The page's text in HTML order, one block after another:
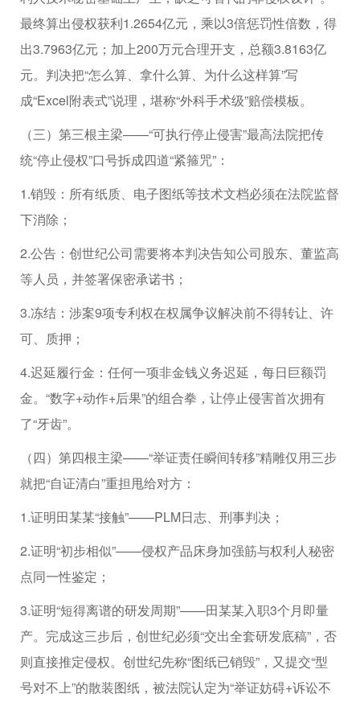
最终算出侵权获利1.2654亿元，乘以3倍惩罚性倍数，得
出3.7963亿元；加上200万元合理开支，总额3.8163亿
元。判决把“怎么算、拿什么算、为什么这样算”写
成“Excel附表式”说理，堪称“外科手术级”赔偿模板。
（三）第三根主梁——“可执行停止侵害”最高法院把传
统“停止侵权”口号拆成四道“紧箍咒”：
1.销毁：所有纸质、电子图纸等技术文档必须在法院监督
下消除；
2.公告：创世纪公司需要将本判决告知公司股东、董监高
等人员，并签署保密承诺书；
3.冻结：涉案9项专利权在权属争议解决前不得转让、许
可、质押；
4.迟延履行金：任何一项非金钱义务迟延，每日巨额罚
金。“数字+动作+后果”的组合拳，让停止侵害首次拥有
了“牙齿”。
（四）第四根主梁——“举证责任瞬间转移”精雕仅用三步
就把“自证清白”重担甩给对方：
1.证明田某某“接触”——PLM日志、刑事判决；
2.证明“初步相似”——侵权产品床身加强筋与权利人秘密
点同一性鉴定；
3.证明“短得离谱的研发周期”——田某某入职3个月即量
产。完成这三步后，创世纪必须“交出全套研发底稿”，否
则直接推定侵权。创世纪先称“图纸已销毁”，又提交“型
号对不上”的散装图纸，被法院认定为“举证妨碍+诉讼不